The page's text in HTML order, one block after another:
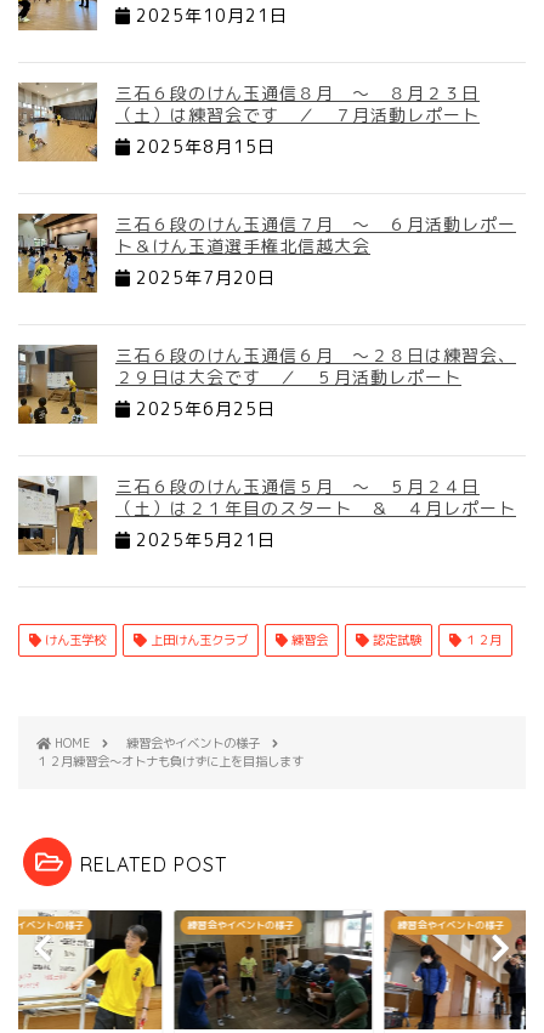
2025年10月21日
三石６段のけん玉通信８月 ～ ８月２３日
（土）は練習会です ／ ７月活動レポート
2025年8月15日
三石６段のけん玉通信７月 ～ ６月活動レポー
ト＆けん玉道選手権北信越大会
2025年7月20日
三石６段のけん玉通信６月 ～２８日は練習会、
２９日は大会です ／ ５月活動レポート
2025年6月25日
三石６段のけん玉通信５月 ～ ５月２４日
（土）は２１年目のスタート ＆ ４月レポート
2025年5月21日
けん玉学校 上田けん玉クラブ 練習会 認定試験 １２月
HOME
練習会やイベントの様子
１２月練習会～オトナも負けずに上を目指します
RELATED POST
やイベントの様子 練習会やイベントの様子 練習会やイベントの様子